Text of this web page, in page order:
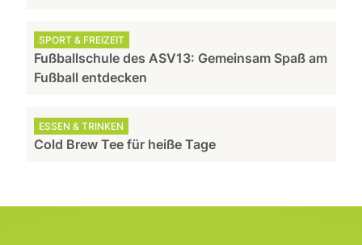
SPORT & FREIZEIT
Fußballschule des ASV13: Gemeinsam Spaß am
Fußball entdecken
ESSEN & TRINKEN
Cold Brew Tee für heiße Tage